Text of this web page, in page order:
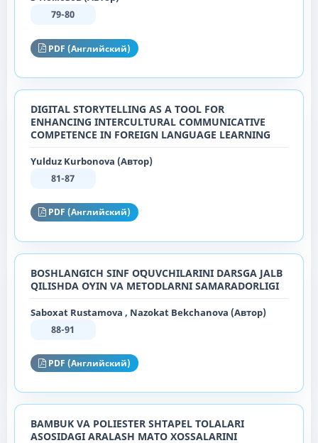
79-80
PDF (Английский)
DIGITAL STORYTELLING AS A TOOL FOR
ENHANCING INTERCULTURAL COMMUNICATIVE
COMPETENCE IN FOREIGN LANGUAGE LEARNING
Yulduz Kurbonova (Автор)
81-87
PDF (Английский)
BOSHLANGʻICH SINF OʻQUVCHILARINI DARSGA JALB
QILISHDA OʻYIN VA METODLARNI SAMARADORLIGI
Saboxat Rustamova , Nazokat Bekchanova (Автор)
88-91
PDF (Английский)
BAMBUK VA POLIESTER SHTAPEL TOLALARI
ASOSIDAGI ARALASH MATO XOSSALARINI